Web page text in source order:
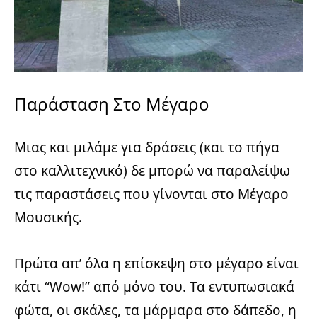
Παράσταση Στο Μέγαρο
Μιας και μιλάμε για δράσεις (και το πήγα
στο καλλιτεχνικό) δε μπορώ να παραλείψω
τις παραστάσεις που γίνονται στο Μέγαρο
Μουσικής.
Πρώτα απ’ όλα η επίσκεψη στο μέγαρο είναι
κάτι “Wow!” από μόνο του. Τα εντυπωσιακά
φώτα, οι σκάλες, τα μάρμαρα στο δάπεδο, η